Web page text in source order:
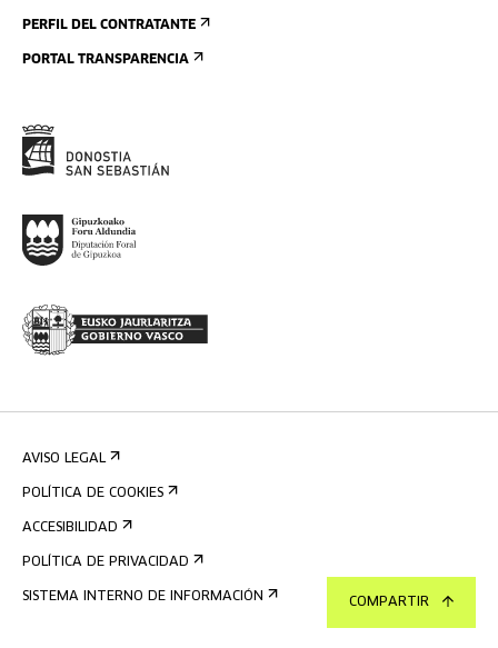
COMPARTIR
PERFIL DEL CONTRATANTE
PORTAL TRANSPARENCIA
AVISO LEGAL
POLÍTICA DE COOKIES
ACCESIBILIDAD
POLÍTICA DE PRIVACIDAD
SISTEMA INTERNO DE INFORMACIÓN